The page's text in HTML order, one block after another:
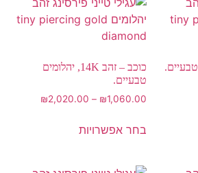
כוכב – זהב 14K, יהלומים
טבעיים.
₪1,060.00
–
₪2,020.00
בחר אפשרויות